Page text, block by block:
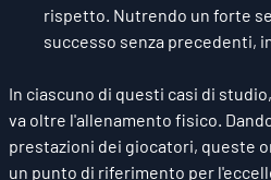
rispetto. Nutrendo un forte
successo senza precedenti,
In ciascuno di questi casi di
va oltre l'allenamento fisico.
prestazioni dei giocatori, queste
un punto di riferimento per